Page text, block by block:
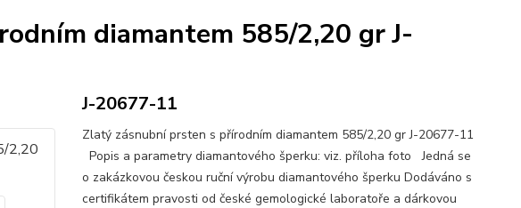
diamantem 585/2,20 gr J-
J-20677-11
Zlatý zásnubní prsten s přírodním diamantem 585/2,20 gr J-20677-11
Popis a parametry diamantového šperku: viz. příloha foto Jedná se
o zakázkovou českou ruční výrobu diamantového šperku Dodáváno s
certifikátem pravosti od české gemologické laboratoře a dárkovou